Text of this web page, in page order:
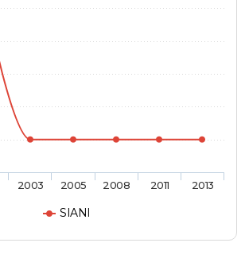
SIANI
2003 2005 2008 2011 2013